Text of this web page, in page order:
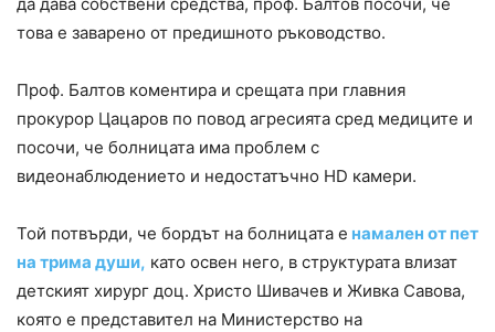
това е заварено от предишното ръководство.
Проф. Балтов коментира и срещата при главния
прокурор Цацаров по повод агресията сред медиците и
посочи, че болницата има проблем с
видеонаблюдението и недостатъчно HD камери.
Той потвърди, че бордът на болницата е намален от пет
на трима души, като освен него, в структурата влизат
детският хирург доц. Христо Шивачев и Живка Савова,
която е представител на Министерство на